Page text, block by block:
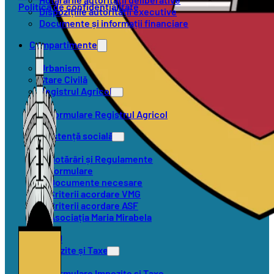
Dispozițiile autorității executive
Documente și informații financiare
Compartimente
Urbanism
Stare Civilă
Registrul Agricol
Formulare Registrul Agricol
Asistență socială
Hotărâri și Regulamente
Formulare
Documente necesare
Criterii acordare VMG
Criterii acordare ASF
Asociația Maria Mirabela
SVSU
Impozite și Taxe
Politica de confidențialitate